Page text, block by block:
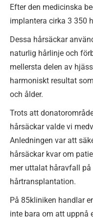
Efter den medicinska
implantera cirka 3 350
Dessa hårsäckar
naturlig hårlinje och
mellersta delen av
harmoniskt resultat
och ålder.
Trots att
hårsäckar valde vi
Anledningen var att
hårsäckar kvar om
mer uttalat håravfall på
hårtransplantation.
På 85kliniken handlar
inte bara om att uppnå